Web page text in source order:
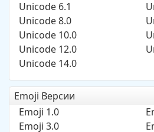
Unicode 6.1
Unicode 8.0
Unicode 10.0
Unicode 12.0
Unicode 14.0
Emoji Версии
Emoji 1.0
Emoji 3.0